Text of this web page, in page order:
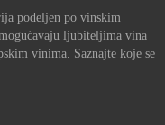
podeljen po vinskim
ljubiteljima vina
vinima. Saznajte koje se